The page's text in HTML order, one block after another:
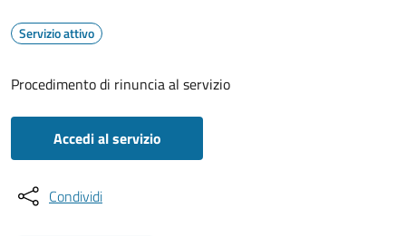
Servizio attivo
Procedimento di rinuncia al servizio
Accedi al servizio
Condividi